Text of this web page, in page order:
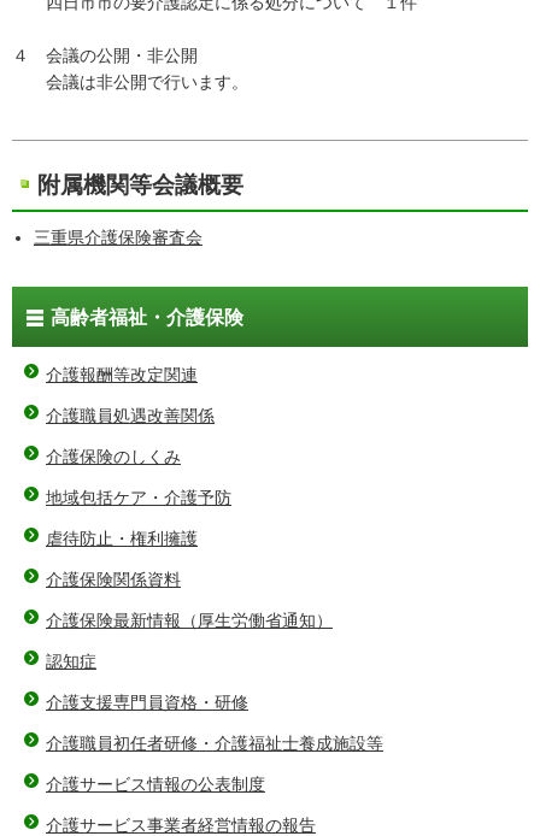
４ 会議の公開・非公開
会議は非公開で行います。
附属機関等会議概要
三重県介護保険審査会
高齢者福祉・介護保険
介護報酬等改定関連
介護職員処遇改善関係
介護保険のしくみ
地域包括ケア・介護予防
虐待防止・権利擁護
介護保険関係資料
介護保険最新情報（厚生労働省通知）
認知症
介護支援専門員資格・研修
介護職員初任者研修・介護福祉士養成施設等
介護サービス情報の公表制度
介護サービス事業者経営情報の報告